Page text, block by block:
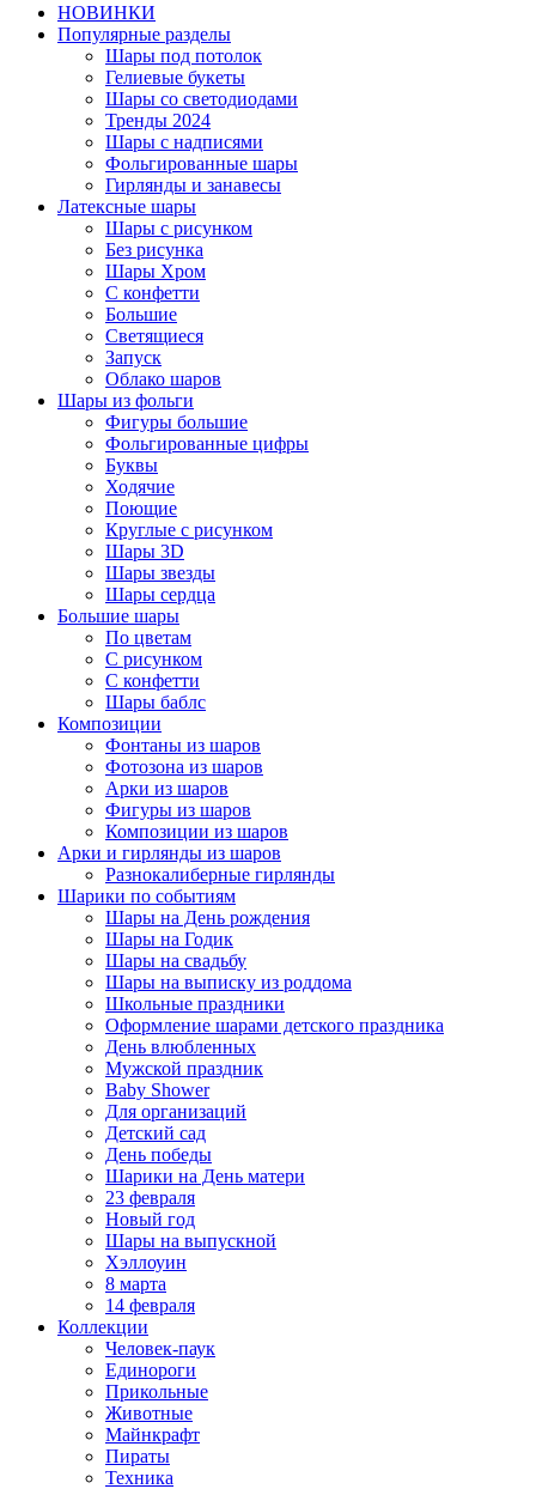
НОВИНКИ
Популярные разделы
Шары под потолок
Гелиевые букеты
Шары со светодиодами
Тренды 2024
Шары с надписями
Фольгированные шары
Гирлянды и занавесы
Латексные шары
Шары с рисунком
Без рисунка
Шары Хром
C конфетти
Большие
Светящиеся
Запуск
Облако шаров
Шары из фольги
Фигуры большие
Фольгированные цифры
Буквы
Ходячие
Поющие
Круглые с рисунком
Шары 3D
Шары звезды
Шары сердца
Большие шары
По цветам
С рисунком
С конфетти
Шары баблс
Композиции
Фонтаны из шаров
Фотозона из шаров
Арки из шаров
Фигуры из шаров
Композиции из шаров
Арки и гирлянды из шаров
Разнокалиберные гирлянды
Шарики по событиям
Шары на День рождения
Шары на Годик
Шары на свадьбу
Шары на выписку из роддома
Школьные праздники
Оформление шарами детского праздника
День влюбленных
Мужской праздник
Baby Shower
Для организаций
Детский сад
День победы
Шарики на День матери
23 февраля
Новый год
Шары на выпускной
Хэллоуин
8 марта
14 февраля
Коллекции
Человек-паук
Единороги
Прикольные
Животные
Майнкрафт
Пираты
Техника